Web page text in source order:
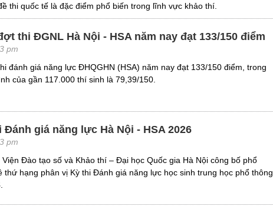
thi quốc tế là đặc điểm phổ biến trong lĩnh vực khảo thí.
thi ĐGNL Hà Nội - HSA năm nay đạt 133/150 điểm
pm
đánh giá năng lực ĐHQGHN (HSA) năm nay đạt 133/150 điểm, trong
của gần 117.000 thí sinh là 79,39/150.
Đánh giá năng lực Hà Nội - HSA 2026
pm
Viện Đào tạo số và Khảo thí – Đại học Quốc gia Hà Nội công bố phổ
thứ hạng phân vị Kỳ thi Đánh giá năng lực học sinh trung học phổ thông